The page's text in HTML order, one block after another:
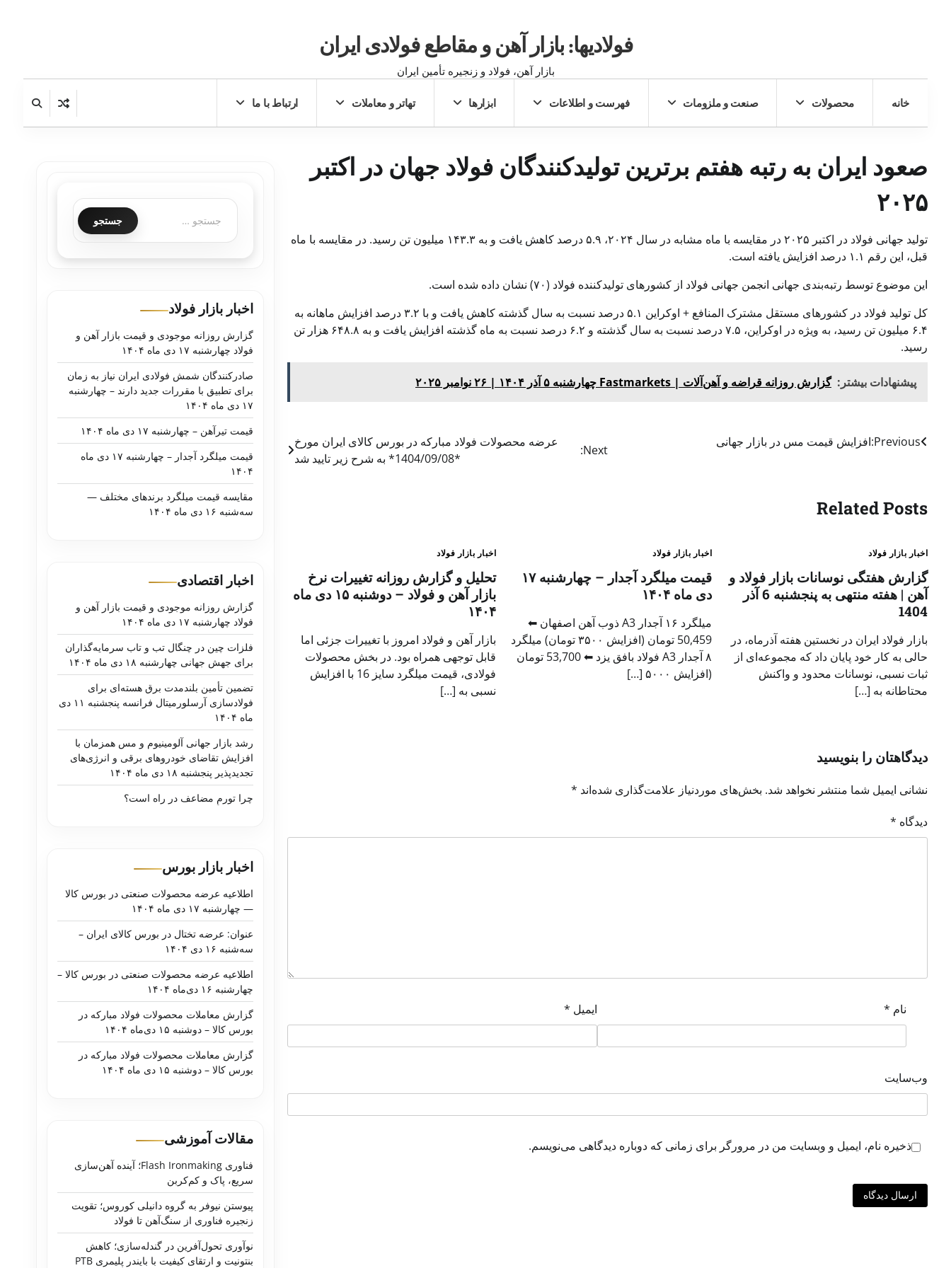
فولادیها: بازار آهن و مقاطع فولادی ایران
بازار آهن، فولاد و زنجیره تأمین ایران
خانه محصولات صنعت و ملزومات فهرست و اطلاعات ابزارها تهاتر و معاملات ارتباط با ما
صعود ایران به رتبه هفتم برترین تولیدکنندگان فولاد جهان در اکتبر
۲۰۲۵
تولید جهانی فولاد در اکتبر ۲۰۲۵ در مقایسه با ماه مشابه در سال ۲۰۲۴، ۵.۹ درصد کاهش یافت و به ۱۴۳.۳ میلیون تن رسید. در مقایسه با ماه
قبل، این رقم ۱.۱ درصد افزایش یافته است.
این موضوع توسط رتبه‌بندی جهانی انجمن جهانی فولاد از کشورهای تولیدکننده فولاد (۷۰) نشان داده شده است.
کل تولید فولاد در کشورهای مستقل مشترک المنافع + اوکراین ۵.۱ درصد نسبت به سال گذشته کاهش یافت و با ۳.۲ درصد افزایش ماهانه به
۶.۴ میلیون تن رسید، به ویژه در اوکراین، ۷.۵ درصد نسبت به سال گذشته و ۶.۲ درصد نسبت به ماه گذشته افزایش یافت و به ۶۴۸.۸ هزار تن
رسید.
پیشنهادات بیشتر: گزارش روزانه قراضه و آهن‌آلات | Fastmarkets چهارشنبه ۵ آذر ۱۴۰۴ | ۲۶ نوامبر ۲۰۲۵
Previous: افزایش قیمت مس در بازار جهانی
Next:
عرضه محصولات فولاد مبارکه در بورس کالای ایران مورخ
*1404/09/08* به شرح زیر تایید شد
Related Posts
اخبار بازار فولاد
گزارش هفتگی نوسانات بازار فولاد و
آهن | هفته منتهی به پنجشنبه 6 آذر
1404
بازار فولاد ایران در نخستین هفته آذرماه، در
حالی به کار خود پایان داد که مجموعه‌ای از
ثبات نسبی، نوسانات محدود و واکنش
محتاطانه به […]
اخبار بازار فولاد
قیمت میلگرد آجدار – چهارشنبه ۱۷
دی ماه ۱۴۰۴
میلگرد ۱۶ آجدار A3 ذوب آهن اصفهان ⬅
50,459 تومان (افزایش ۳۵۰۰ تومان) میلگرد
۸ آجدار A3 فولاد بافق یزد ⬅ 53,700 تومان
(افزایش ۵۰۰۰ […]
اخبار بازار فولاد
تحلیل و گزارش روزانه تغییرات نرخ
بازار آهن و فولاد – دوشنبه ۱۵ دی ماه
۱۴۰۴
بازار آهن و فولاد امروز با تغییرات جزئی اما
قابل توجهی همراه بود. در بخش محصولات
فولادی، قیمت میلگرد سایز 16 با افزایش
نسبی به […]
دیدگاهتان را بنویسید
نشانی ایمیل شما منتشر نخواهد شد. بخش‌های موردنیاز علامت‌گذاری شده‌اند *
دیدگاه *
نام * ایمیل *
وب‌سایت
ذخیره نام، ایمیل و وبسایت من در مرورگر برای زمانی که دوباره دیدگاهی می‌نویسم.
اخبار بازار فولاد
گزارش روزانه موجودی و قیمت بازار آهن و
فولاد چهارشنبه ۱۷ دی ماه ۱۴۰۴
صادرکنندگان شمش فولادی ایران نیاز به زمان
برای تطبیق با مقررات جدید دارند – چهارشنبه
۱۷ دی ماه ۱۴۰۴
قیمت تیرآهن – چهارشنبه ۱۷ دی ماه ۱۴۰۴
قیمت میلگرد آجدار – چهارشنبه ۱۷ دی ماه
۱۴۰۴
مقایسه قیمت میلگرد برندهای مختلف —
سه‌شنبه ۱۶ دی ماه ۱۴۰۴
اخبار اقتصادی
گزارش روزانه موجودی و قیمت بازار آهن و
فولاد چهارشنبه ۱۷ دی ماه ۱۴۰۴
فلزات چین در چنگال تب و تاب سرمایه‌گذاران
برای جهش جهانی چهارشنبه ۱۸ دی ماه ۱۴۰۴
تضمین تأمین بلندمدت برق هسته‌ای برای
فولادسازی آرسلورمیتال فرانسه پنجشنبه ۱۱ دی
ماه ۱۴۰۴
رشد بازار جهانی آلومینیوم و مس همزمان با
افزایش تقاضای خودروهای برقی و انرژی‌های
تجدیدپذیر پنجشنبه ۱۸ دی ماه ۱۴۰۴
چرا تورمِ مضاعف در راه است؟
اخبار بازار بورس
اطلاعیه عرضه محصولات صنعتی در بورس کالا
— چهارشنبه ۱۷ دی ماه ۱۴۰۴
عنوان: عرضه تختال در بورس کالای ایران –
سه‌شنبه ۱۶ دی ۱۴۰۴
اطلاعیه عرضه محصولات صنعتی در بورس کالا –
چهارشنبه ۱۶ دی‌ماه ۱۴۰۴
گزارش معاملات محصولات فولاد مبارکه در
بورس کالا – دوشنبه ۱۵ دی‌ماه ۱۴۰۴
گزارش معاملات محصولات فولاد مبارکه در
بورس کالا – دوشنبه ۱۵ دی ماه ۱۴۰۴
مقالات آموزشی
فناوری Flash Ironmaking؛ آینده آهن‌سازی
سریع، پاک و کم‌کربن
پیوستن نیوفر به گروه دانیلی کوروس؛ تقویت
زنجیره فناوری از سنگ‌آهن تا فولاد
نوآوری تحول‌آفرین در گندله‌سازی؛ کاهش
بنتونیت و ارتقای کیفیت با بایندر پلیمری PTB